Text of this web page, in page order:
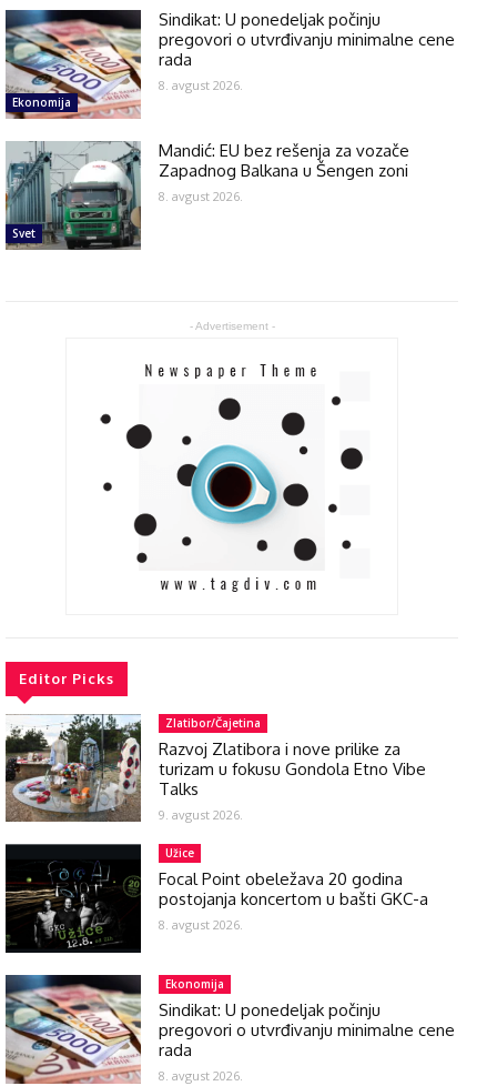
Ekonomija
Sindikat: U ponedeljak počinju
pregovori o utvrđivanju minimalne cene
rada
8. avgust 2026.
Svet
Mandić: EU bez rešenja za vozače
Zapadnog Balkana u Šengen zoni
8. avgust 2026.
- Advertisement -
Editor Picks
Zlatibor/Čajetina
Razvoj Zlatibora i nove prilike za
turizam u fokusu Gondola Etno Vibe
Talks
9. avgust 2026.
Užice
Focal Point obeležava 20 godina
postojanja koncertom u bašti GKC-a
8. avgust 2026.
Ekonomija
Sindikat: U ponedeljak počinju
pregovori o utvrđivanju minimalne cene
rada
8. avgust 2026.